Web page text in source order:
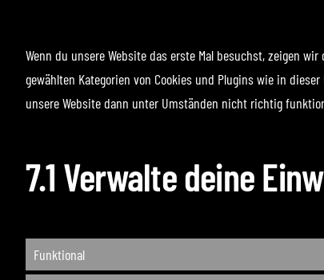
Wenn du unsere Website das erste Mal besuchst, zeigen
gewählten Kategorien von Cookies und Plugins wie in
unsere Website dann unter Umständen nicht richtig
7.1 Verwalte deine
Funktional